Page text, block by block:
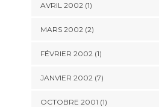
AVRIL 2002 (1)
MARS 2002 (2)
FÉVRIER 2002 (1)
JANVIER 2002 (7)
OCTOBRE 2001 (1)